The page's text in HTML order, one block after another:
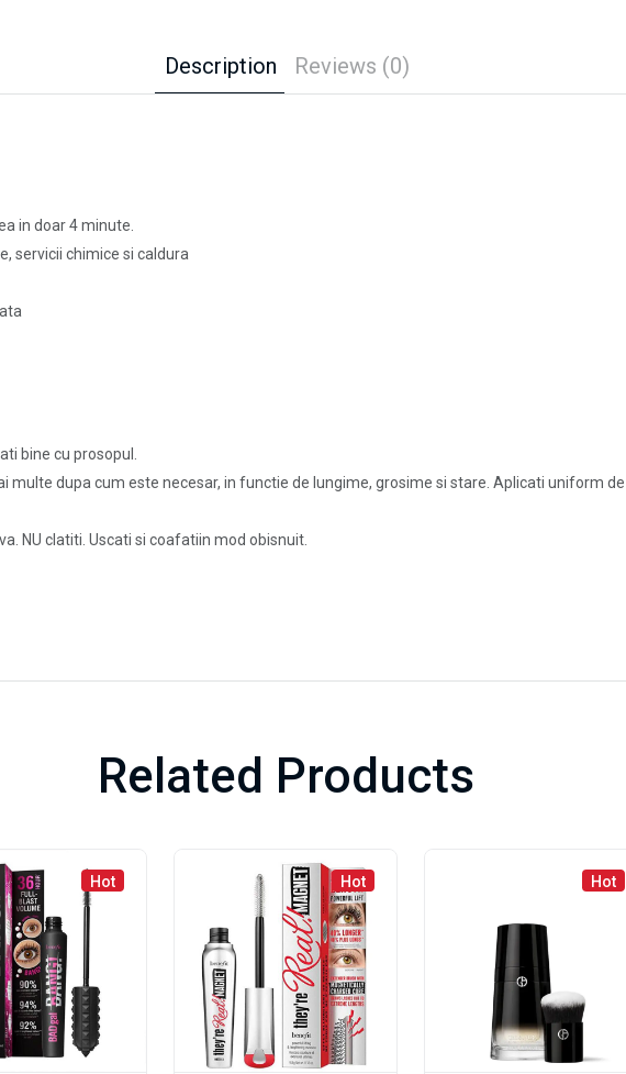
Description Reviews (0)
in doar 4 minute.
servicii chimice si caldura
bine cu prosopul.
multe dupa cum este necesar, in functie de lungime, grosime si stare. Aplicati uniform
NU clatiti. Uscati si coafatiin mod obisnuit.
Related Products
Hot Hot Hot